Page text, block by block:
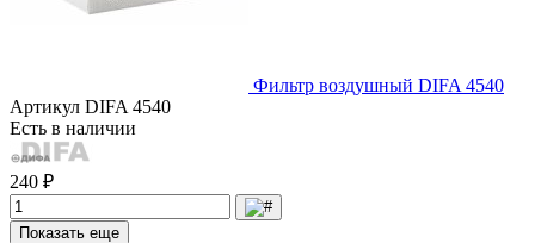
Фильтр воздушный DIFA 4540
Артикул DIFA 4540
Есть в наличии
240 ₽
Показать еще